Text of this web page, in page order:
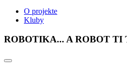
O projekte
Kluby
ROBOTIKA... A ROBOT TI